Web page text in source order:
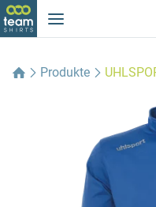
Produkte